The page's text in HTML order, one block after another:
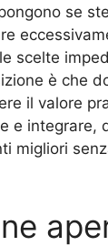
se
scelte
è che
il valore
e integrare,
migliori